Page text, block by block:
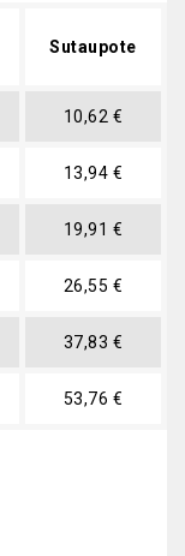
Sutaupote
10,62 €
13,94 €
19,91 €
26,55 €
37,83 €
53,76 €